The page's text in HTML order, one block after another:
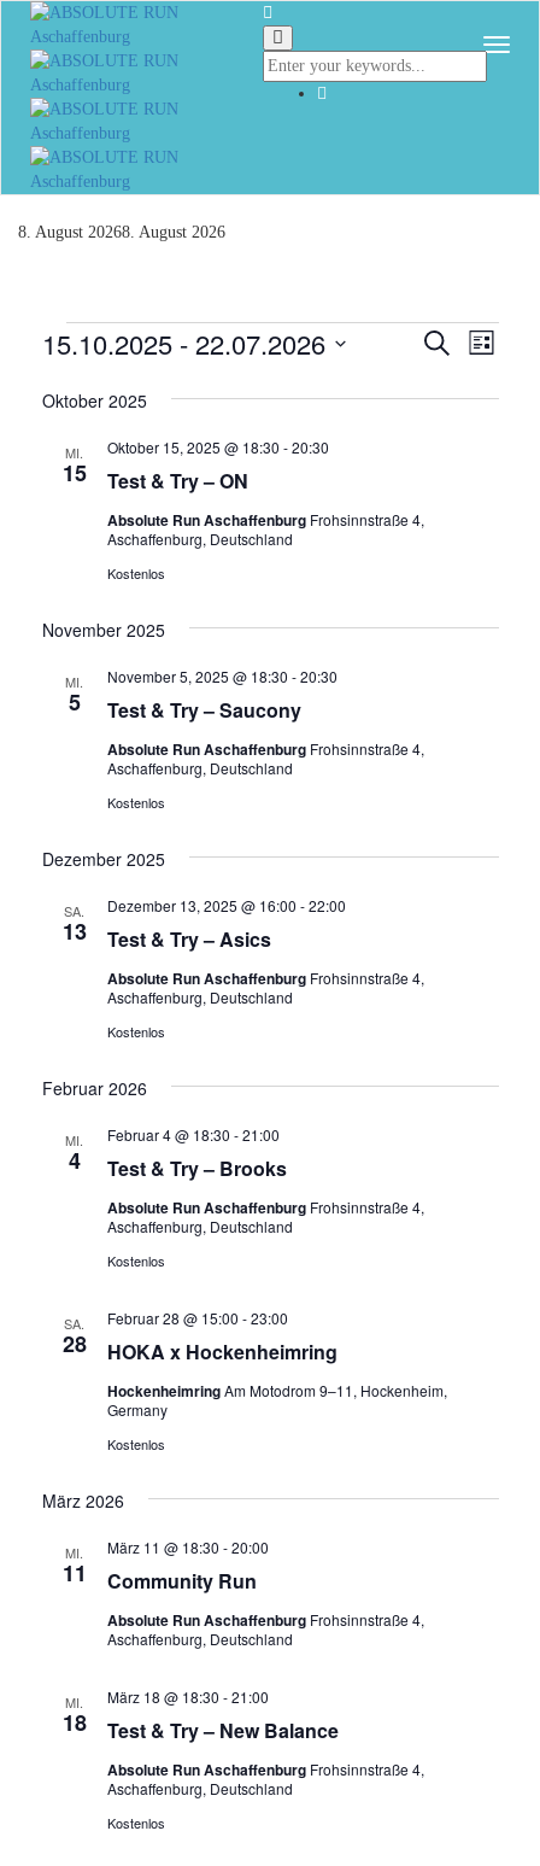
8. August 20268. August 2026
Veranstaltungen Suche
Liste
15.10.2025 - 22.07.2026
wählen.
Oktober 2025
MI.
15 Test & Try – ON
Oktober 15, 2025 @ 18:30 -20:30
Absolute Run Aschaffenburg Frohsinnstraße 4,
Aschaffenburg, Deutschland
Kostenlos
November 2025
MI.
5 Test & Try – Saucony
November 5, 2025 @ 18:30 -20:30
Absolute Run Aschaffenburg Frohsinnstraße 4,
Aschaffenburg, Deutschland
Kostenlos
Dezember 2025
SA.
13 Test & Try – Asics
Dezember 13, 2025 @ 16:00 -22:00
Absolute Run Aschaffenburg Frohsinnstraße 4,
Aschaffenburg, Deutschland
Kostenlos
Februar 2026
MI.
4 Test & Try – Brooks
Februar 4 @ 18:30 -21:00
Absolute Run Aschaffenburg Frohsinnstraße 4,
Aschaffenburg, Deutschland
Kostenlos
SA.
28 HOKA x Hockenheimring
Februar 28 @ 15:00 -23:00
HockenheimringAm Motodrom 9–11, Hockenheim,
Germany
Kostenlos
März 2026
MI.
11 Community Run
März 11 @ 18:30 -20:00
Absolute Run Aschaffenburg Frohsinnstraße 4,
Aschaffenburg, Deutschland
MI.
18 Test & Try – New Balance
März 18 @ 18:30 -21:00
Absolute Run Aschaffenburg Frohsinnstraße 4,
Aschaffenburg, Deutschland
Kostenlos